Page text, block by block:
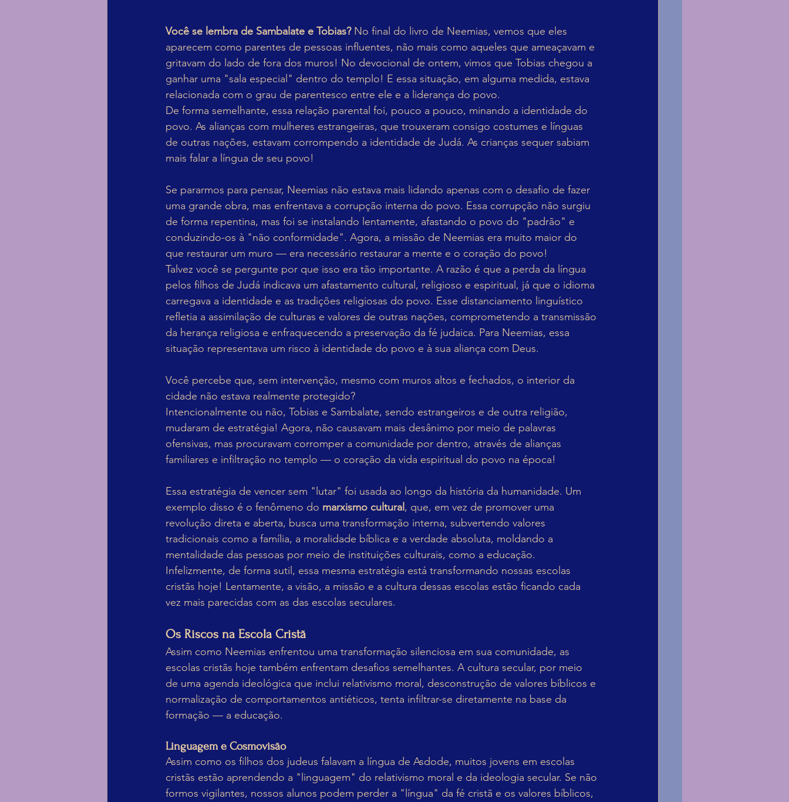
Você se lembra de Sambalate e Tobias? No final do livro de Neemias, vemos que eles
aparecem como parentes de pessoas influentes, não mais como aqueles que ameaçavam e
gritavam do lado de fora dos muros! No devocional de ontem, vimos que Tobias chegou a
ganhar uma "sala especial" dentro do templo! E essa situação, em alguma medida, estava
relacionada com o grau de parentesco entre ele e a liderança do povo.
De forma semelhante, essa relação parental foi, pouco a pouco, minando a identidade do
povo. As alianças com mulheres estrangeiras, que trouxeram consigo costumes e línguas
de outras nações, estavam corrompendo a identidade de Judá. As crianças sequer sabiam
mais falar a língua de seu povo!
Se pararmos para pensar, Neemias não estava mais lidando apenas com o desafio de fazer
uma grande obra, mas enfrentava a corrupção interna do povo. Essa corrupção não surgiu
de forma repentina, mas foi se instalando lentamente, afastando o povo do "padrão" e
conduzindo-os à "não conformidade". Agora, a missão de Neemias era muito maior do
que restaurar um muro — era necessário restaurar a mente e o coração do povo!
Talvez você se pergunte por que isso era tão importante. A razão é que a perda da língua
pelos filhos de Judá indicava um afastamento cultural, religioso e espiritual, já que o idioma
carregava a identidade e as tradições religiosas do povo. Esse distanciamento linguístico
refletia a assimilação de culturas e valores de outras nações, comprometendo a transmissão
da herança religiosa e enfraquecendo a preservação da fé judaica. Para Neemias, essa
situação representava um risco à identidade do povo e à sua aliança com Deus.
Você percebe que, sem intervenção, mesmo com muros altos e fechados, o interior da
cidade não estava realmente protegido?
Intencionalmente ou não, Tobias e Sambalate, sendo estrangeiros e de outra religião,
mudaram de estratégia! Agora, não causavam mais desânimo por meio de palavras
ofensivas, mas procuravam corromper a comunidade por dentro, através de alianças
familiares e infiltração no templo — o coração da vida espiritual do povo na época!
Essa estratégia de vencer sem "lutar" foi usada ao longo da história da humanidade. Um
exemplo disso é o fenômeno do marxismo cultural , que, em vez de promover uma
revolução direta e aberta, busca uma transformação interna, subvertendo valores
tradicionais como a família, a moralidade bíblica e a verdade absoluta, moldando a
mentalidade das pessoas por meio de instituições culturais, como a educação.
Infelizmente, de forma sutil, essa mesma estratégia está transformando nossas escolas
cristãs hoje! Lentamente, a visão, a missão e a cultura dessas escolas estão ficando cada
vez mais parecidas com as das escolas seculares.
Os Riscos na Escola Cristã
Assim como Neemias enfrentou uma transformação silenciosa em sua comunidade, as
escolas cristãs hoje também enfrentam desafios semelhantes. A cultura secular, por meio
de uma agenda ideológica que inclui relativismo moral, desconstrução de valores bíblicos e
normalização de comportamentos antiéticos, tenta infiltrar-se diretamente na base da
formação — a educação.
Linguagem e Cosmovisão
Assim como os filhos dos judeus falavam a língua de Asdode, muitos jovens em escolas
cristãs estão aprendendo a "linguagem" do relativismo moral e da ideologia secular. Se não
formos vigilantes, nossos alunos podem perder a "língua" da fé cristã e os valores bíblicos,